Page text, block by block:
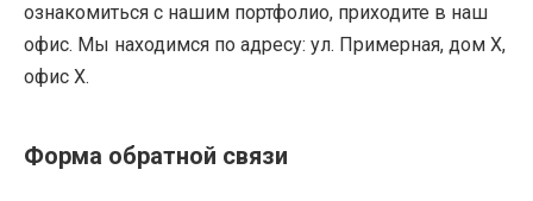
ознакомиться с нашим портфолио, приходите в наш
офис. Мы находимся по адресу: ул. Примерная, дом X,
офис X.
Форма обратной связи